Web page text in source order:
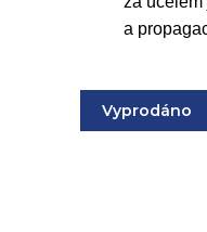
a
Vyprodáno